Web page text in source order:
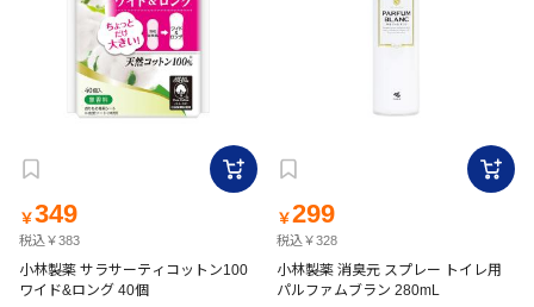
￥349
税込￥383
小林製薬 サラサーティコットン100
ワイド&ロング 40個
￥299
税込￥328
小林製薬 消臭元 スプレー トイレ用
パルファムブラン 280mL